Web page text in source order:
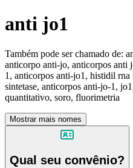
anti jo1
Também pode ser chamado de:
anticorpo anti-jo, anticorpos anti
1, anticorpos anti-jo1, histidil rna
sintetase, anticorpos anti-jo-1,
quantitativo, soro, fluorimetria
Mostrar mais nomes
Qual seu convênio?